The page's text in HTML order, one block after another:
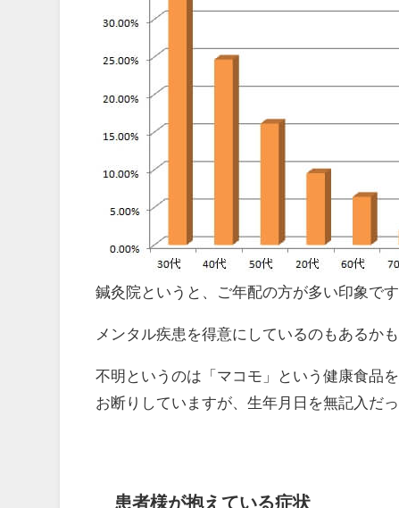
鍼灸院というと、ご年配の方が多い印象で
メンタル疾患を得意にしているのもあるかも
不明というのは「マコモ」という健康食品
お断りしていますが、生年月日を無記入だっ
患者様が抱えている症状